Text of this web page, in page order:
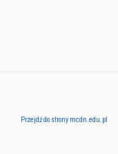
Przejdź do strony mcdn.edu.pl